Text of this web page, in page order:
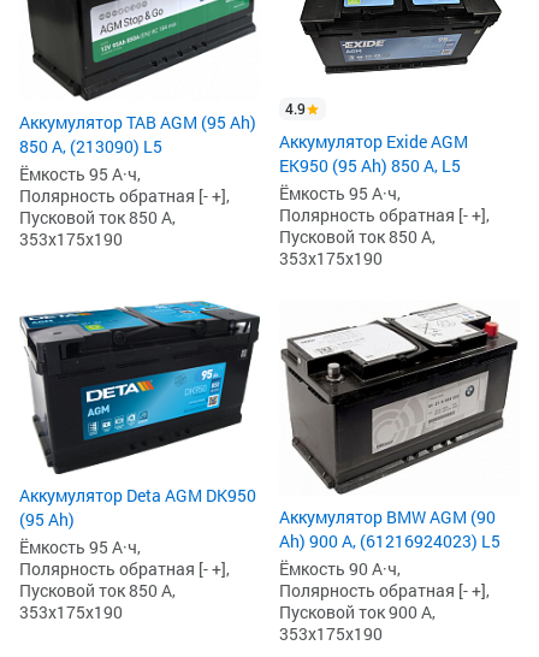
Аккумулятор TAB AGM (95 Ah)
850 А, (213090) L5
Ёмкость 95 А·ч,
Полярность обратная [- +],
Пусковой ток 850 А,
353x175x190
4.9
Аккумулятор Exide AGM
EK950 (95 Ah) 850 А, L5
Ёмкость 95 А·ч,
Полярность обратная [- +],
Пусковой ток 850 А,
353x175x190
Аккумулятор Deta AGM DK950
(95 Ah)
Ёмкость 95 А·ч,
Полярность обратная [- +],
Пусковой ток 850 А,
353x175x190
Аккумулятор BMW AGM (90
Ah) 900 А, (61216924023) L5
Ёмкость 90 А·ч,
Полярность обратная [- +],
Пусковой ток 900 А,
353x175x190